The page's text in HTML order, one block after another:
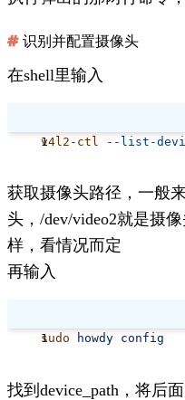
识别并配置摄像头
在shell里输入
v4l2-ctl --list-
获取摄像头路径，一般
头，/dev/video2就是摄
样，看情况而定
再输入
sudo howdy config
找到 device_path ，将后